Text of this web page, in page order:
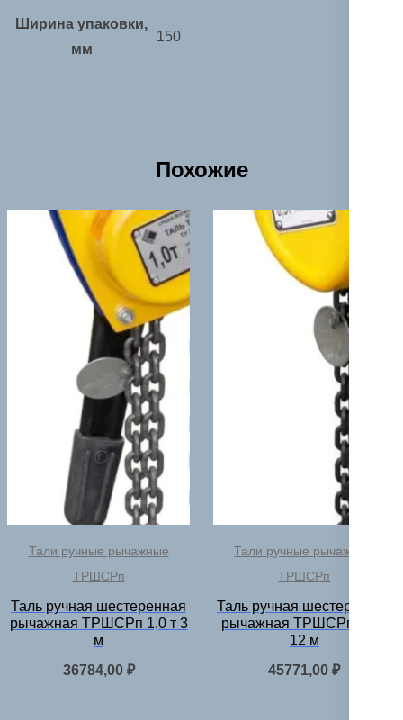
Ширина упаковки,
мм
150
Похожие
Тали ручные рычажные
ТРШСРп
Таль ручная шестеренная
рычажная ТРШСРп 1,0 т 3
м
36784,00 ₽
Тали ручные рычажные
ТРШСРп
Таль ручная шестеренная
рычажная ТРШСРп 0,5 т
12 м
45771,00₽